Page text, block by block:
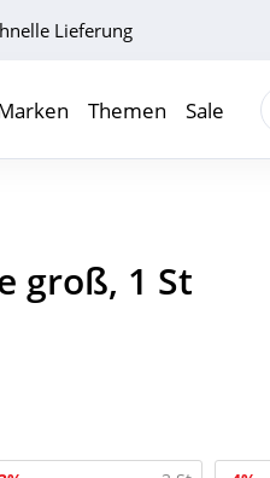
Lieferung
Themen Sale
groß, 1 St